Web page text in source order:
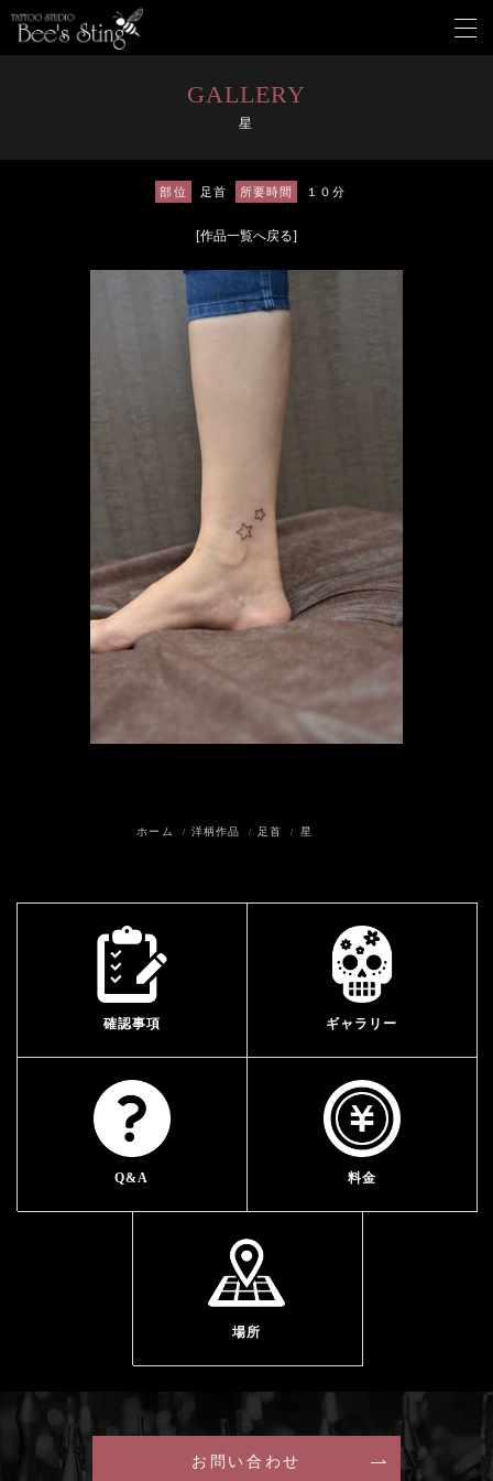
メ
ニ
GALLERY
星
部位 足首 所要時間 １０分
ホーム 洋柄作品 足首 星
確認事項 ギャラリー
Q&A 料金
場所
お問い合わせ